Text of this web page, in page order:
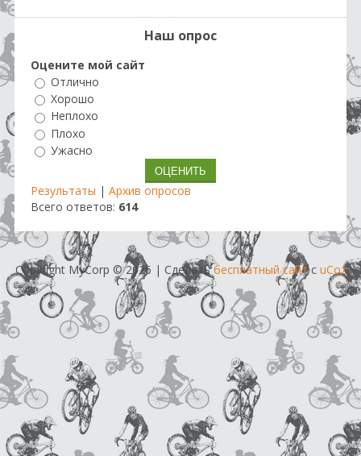
Наш опрос
Оцените мой сайт
Отлично
Хорошо
Неплохо
Плохо
Ужасно
Результаты | Архив опросов
Всего ответов: 614
Copyright MyCorp © 2026 | Сделатьбесплатный сайтс uCoz